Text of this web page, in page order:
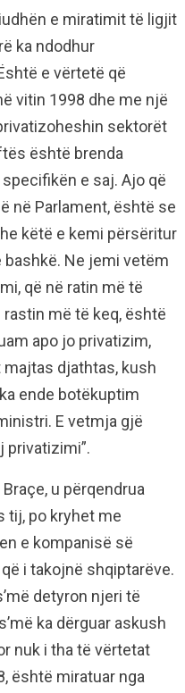
e miratimit të ligjit
ka ndodhur
e vërtetë që
vitin 1998 dhe me një
sektorët
është brenda
e saj. Ajo që
në Parlament, është se
këtë e kemi përsëritur
Ne jemi vetëm
që në ratin më të
më të keq, është
apo jo privatizim,
majtas djathtas, kush
ende botëkuptim
E vetmja gjë
privatizimi”.
u përqendrua
tij, po kryhet me
e kompanisë së
i takojnë shqiptarëve.
detyron njeri të
ka dërguar askush
nuk i tha të vërtetat
është miratuar nga